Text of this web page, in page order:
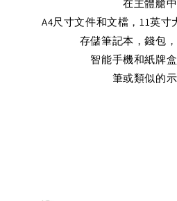
在主體艙中
A4尺寸文件和文檔，11英寸
存儲筆記本，錢包，
智能手機和紙牌
筆或類似的示